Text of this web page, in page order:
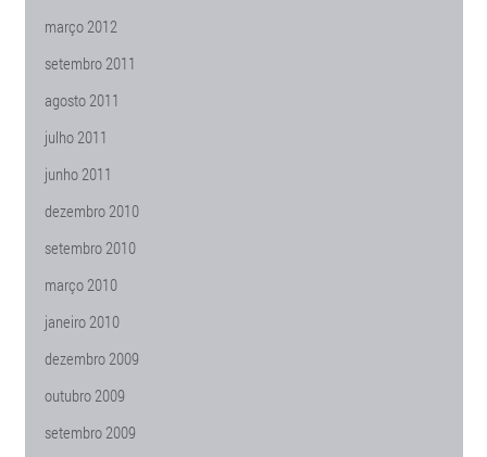
março 2012
setembro 2011
agosto 2011
julho 2011
junho 2011
dezembro 2010
setembro 2010
março 2010
janeiro 2010
dezembro 2009
outubro 2009
setembro 2009